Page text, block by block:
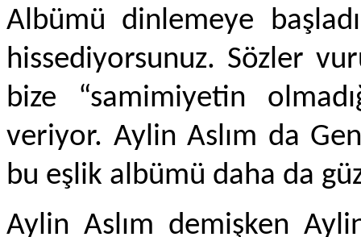
Albümü dinlemeye
hissediyorsunuz. Sözler
bize “samimiyetin
veriyor. Aylin Aslım da
bu eşlik albümü daha da
Aylin Aslım demişken